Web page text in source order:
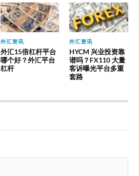
外汇资讯
外汇15倍杠杆平台
哪个好？外汇平台
杠杆
外汇资讯
HYCM 兴业投资靠
谱吗？FX110 大量
客诉曝光平台多重
套路